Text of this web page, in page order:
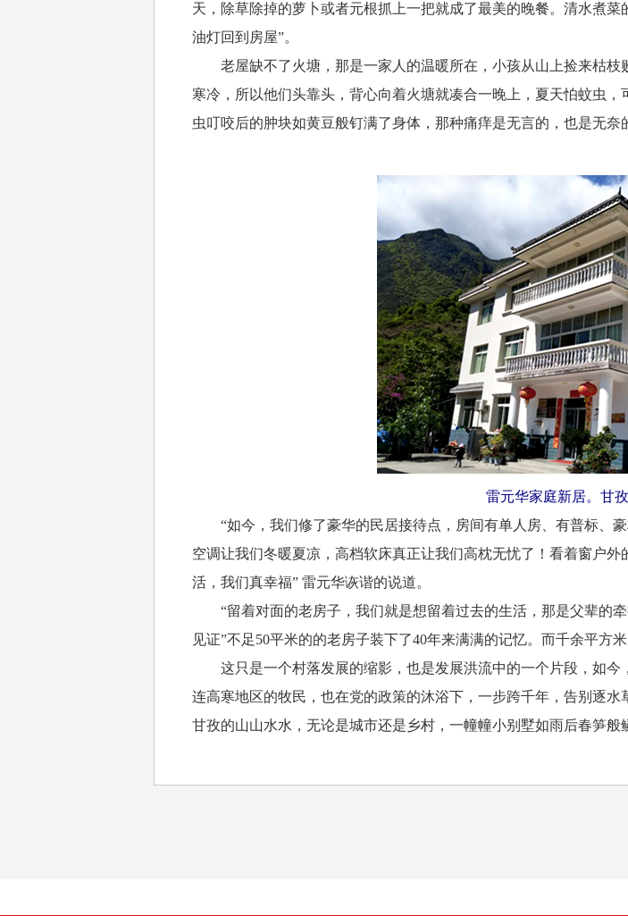
天，除草除掉的萝卜或者元根抓上一把就成了最美的晚餐。清水煮
油灯回到房屋”。
老屋缺不了火塘，那是一家人的温暖所在，小孩从山上捡来枯枝
寒冷，所以他们头靠头，背心向着火塘就凑合一晚上，夏天怕蚊虫
虫叮咬后的肿块如黄豆般钉满了身体，那种痛痒是无言的，也是无奈
雷元华家庭新居。甘
“如今，我们修了豪华的民居接待点，房间有单人房、有普标、豪
空调让我们冬暖夏凉，高档软床真正让我们高枕无忧了！看着窗户
活，我们真幸福” 雷元华诙谐的说道。
“留着对面的老房子，我们就是想留着过去的生活，那是父辈的
见证”不足50平米的的老房子装下了40年来满满的记忆。而千余平方
这只是一个村落发展的缩影，也是发展洪流中的一个片段，如今
连高寒地区的牧民，也在党的政策的沐浴下，一步跨千年，告别逐
甘孜的山山水水，无论是城市还是乡村，一幢幢小别墅如雨后春笋般